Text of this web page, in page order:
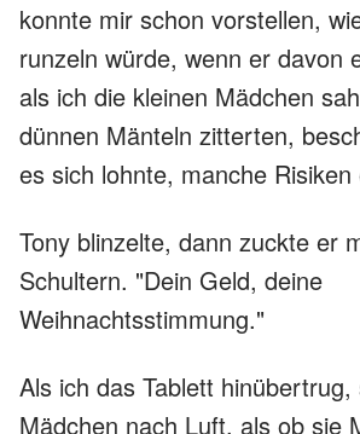
konnte mir schon vorstellen,
runzeln würde, wenn er davon
als ich die kleinen Mädchen
dünnen Mänteln zitterten,
es sich lohnte, manche Risiken
Tony blinzelte, dann zuckte er
Schultern. "Dein Geld, deine
Weihnachtsstimmung."
Als ich das Tablett
Mädchen nach Luft, als ob sie